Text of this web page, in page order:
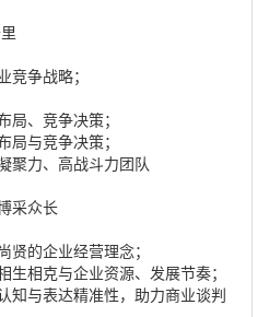
竞争战略；
、竞争决策；
与竞争决策；
聚力、高战斗力团队
采众长
的企业经营理念；
相克与企业资源、发展节奏；
知与表达精准性，助力商业谈判